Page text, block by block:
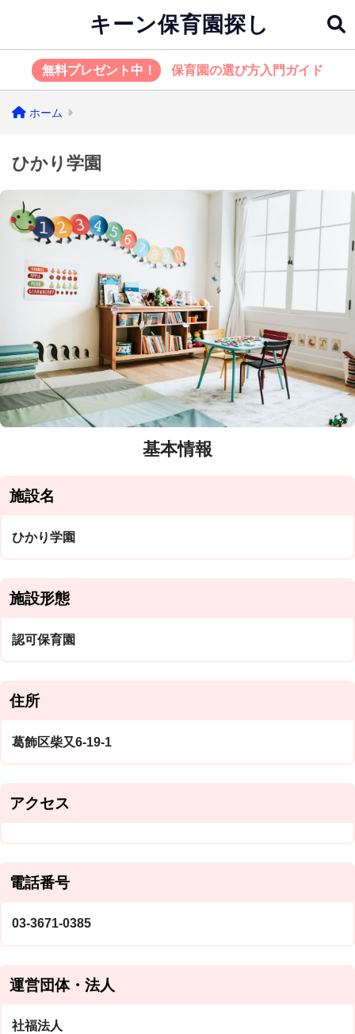
キーン保育園探し
無料プレゼント中！ 保育園の選び方入門ガイド
ホーム
ひかり学園
基本情報
施設名
ひかり学園
施設形態
認可保育園
住所
葛飾区柴又6-19-1
アクセス
電話番号
03-3671-0385
運営団体・法人
社福法人